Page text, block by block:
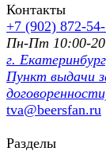
Контакты
+7 (902) 872-
Пн-Пт 10:00-
г.
Пункт выдачи
tva@beersfan.ru
Разделы